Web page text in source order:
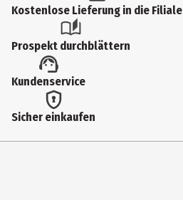
Produkttyp
Hersteller
Depesche Vertrieb GmbH & Co. KG
Herstelleradresse
Kostenlose Lieferung in die Filiale
Prospekt durchblättern
Kundenservice
Sicher einkaufen